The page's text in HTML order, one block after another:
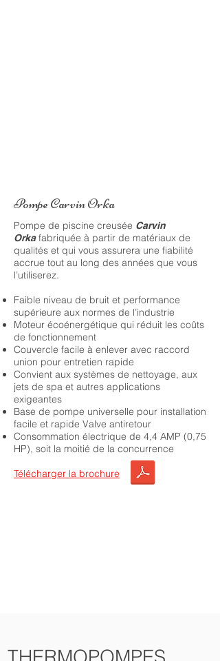
Pompe Carvin Orka
​Pompe de piscine creusée Carvin
Orkafabriquée à partir de matériaux de
qualités et qui vous assurera une fiabilité
accrue tout au long des années que vous
l’utiliserez.
Faible niveau de bruit et performance
supérieure aux normes de l’industrie
Moteur écoénergétique qui réduit les coûts
de fonctionnement
Couvercle facile à enlever avec raccord
union pour entretien rapide
Convient aux systèmes de nettoyage, aux
jets de spa et autres applications
exigeantes
Base de pompe universelle pour installation
facile et rapide Valve antiretour
Consommation électrique de 4,4 AMP (0,75
HP), soit la moitié de la concurrence
Télécharger la brochure